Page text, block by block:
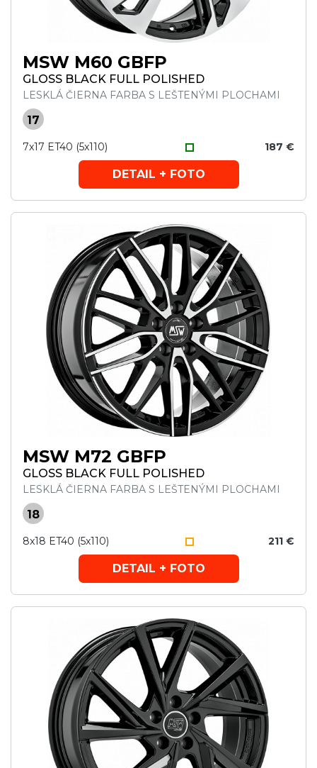
MSW M60 GBFP
GLOSS BLACK FULL POLISHED
LESKLÁ ČIERNA FARBA S LEŠTENÝMI PLOCHAMI
17
7x17 ET40 (5x110) 187 €
DETAIL + FOTO
MSW M72 GBFP
GLOSS BLACK FULL POLISHED
LESKLÁ ČIERNA FARBA S LEŠTENÝMI PLOCHAMI
18
8x18 ET40 (5x110) 211 €
DETAIL + FOTO